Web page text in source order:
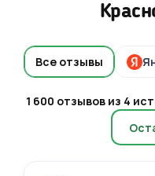
Все отзывы
1 600 отзывов из 4